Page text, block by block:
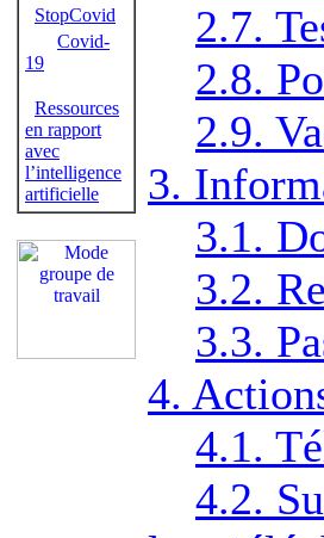
StopCovid
Covid-
19
Ressources
en rapport
avec
l’intelligence
artificielle
2.7.
2.8.
2.9.
3.
3.1.
3.2.
3.3.
4.
4.1.
4.2.